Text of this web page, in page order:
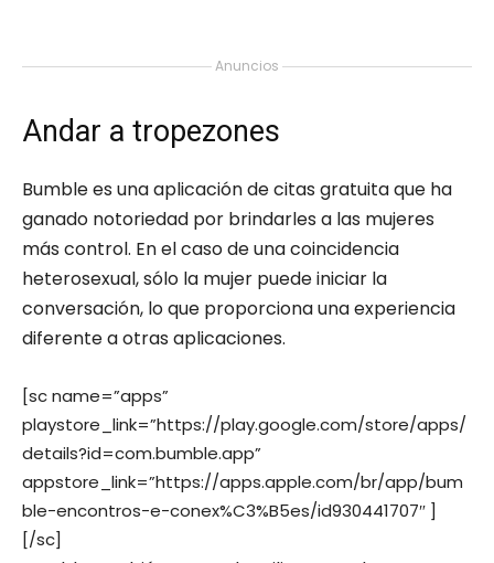
Anuncios
Andar a tropezones
Bumble es una aplicación de citas gratuita que ha
ganado notoriedad por brindarles a las mujeres
más control. En el caso de una coincidencia
heterosexual, sólo la mujer puede iniciar la
conversación, lo que proporciona una experiencia
diferente a otras aplicaciones.
[sc name=”apps”
playstore_link=”https://play.google.com/store/apps/
details?id=com.bumble.app”
appstore_link=”https://apps.apple.com/br/app/bum
ble-encontros-e-conex%C3%B5es/id930441707″ ]
[/sc]